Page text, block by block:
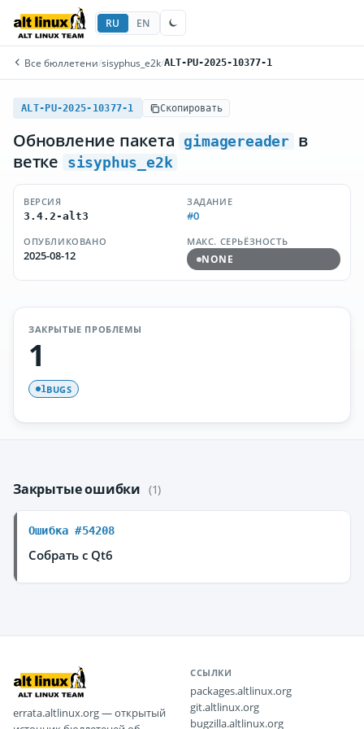
RU EN
Все бюллетени/sisyphus_e2k/ALT-PU-2025-10377-1
ALT-PU-2025-10377-1 Скопировать
Обновление пакета gimagereader в
ветке
sisyphus_e2k
ВЕРСИЯ
3.4.2-alt3
ЗАДАНИЕ
#0
ОПУБЛИКОВАНО
2025-08-12
МАКС. СЕРЬЁЗНОСТЬ
NONE
ЗАКРЫТЫЕ ПРОБЛЕМЫ
1
1BUGS
Закрытые ошибки (1)
Ошибка #54208
Собрать с Qt6
errata.altlinux.org — открытый
ССЫЛКИ
packages.altlinux.org
git.altlinux.org
bugzilla.altlinux.org